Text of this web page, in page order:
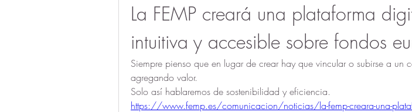
La FEMP creará una plataforma
intuitiva y accesible sobre fondos
Siempre pienso que en lugar de crear hay que vincular o subirse a un
agregando valor.
Solo así hablaremos de sostenibilidad y eficiencia.
https://www.femp.es/comunicacion/noticias/la-femp-creara-una-